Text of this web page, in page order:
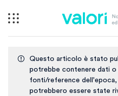
Questo articolo è stato
potrebbe contenere dati o
fonti/reference dell'epoca,
potrebbero essere state